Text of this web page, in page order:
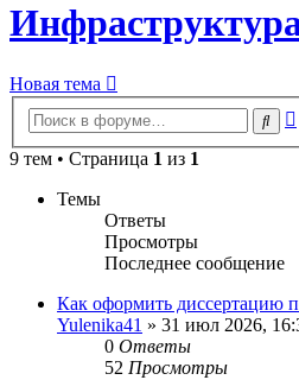
Новая тема
9 тем • Страница 1 из 1
Темы
Ответы
Просмотры
Последнее сообщение
Как оформить диссертацию
Yulenika41 » 31 июл 2026,
0 Ответы
52 Просмотры